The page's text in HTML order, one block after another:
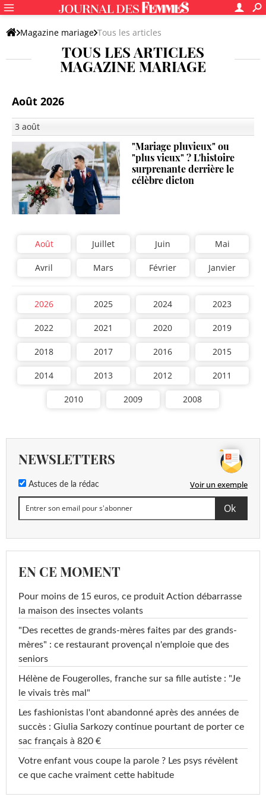
Magazine mariage Tous les articles
TOUS LES ARTICLES
MAGAZINE MARIAGE
Août 2026
3 août
"Mariage pluvieux" ou
"plus vieux" ? L'histoire
surprenante derrière le
célèbre dicton
Août Juillet Juin Mai
Avril Mars Février Janvier
2026 2025 2024 2023
2022 2021 2020 2019
2018 2017 2016 2015
2014 2013 2012 2011
2010 2009 2008
NEWSLETTERS
Astuces de la rédac Voir un exemple
EN CE MOMENT
Pour moins de 15 euros, ce produit Action débarrasse
la maison des insectes volants
"Des recettes de grands-mères faites par des grands-
mères" : ce restaurant provençal n'emploie que des
seniors
Hélène de Fougerolles, franche sur sa fille autiste : "Je
le vivais très mal"
Les fashionistas l'ont abandonné après des années de
succès : Giulia Sarkozy continue pourtant de porter ce
sac français à 820 €
Votre enfant vous coupe la parole ? Les psys révèlent
ce que cache vraiment cette habitude